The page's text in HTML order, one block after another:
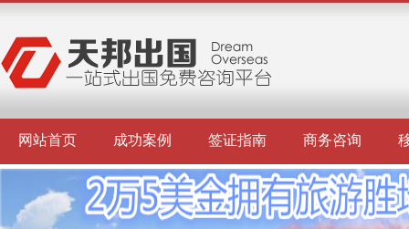
网站首页 成功案例 签证指南 商务咨询